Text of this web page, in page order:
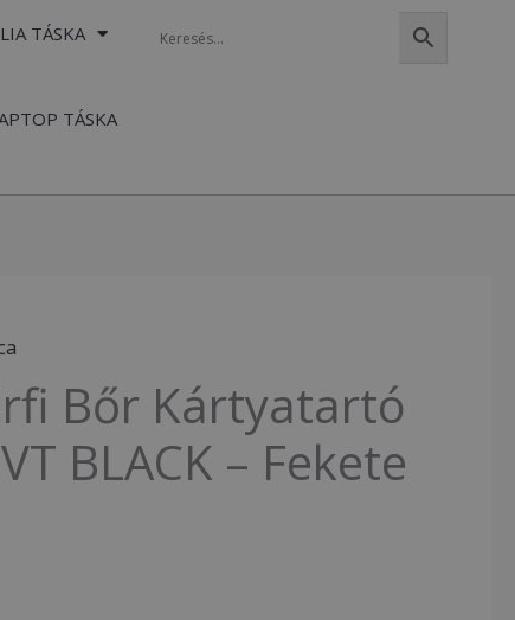
TÁSKA
TÁSKA
Bőr Kártyatartó
BLACK – Fekete